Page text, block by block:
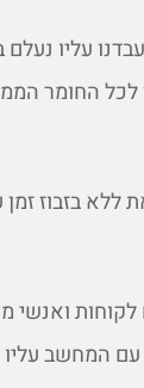
עליו
לכל החומר
בזבוז זמן
ואנשי
עם המחשב